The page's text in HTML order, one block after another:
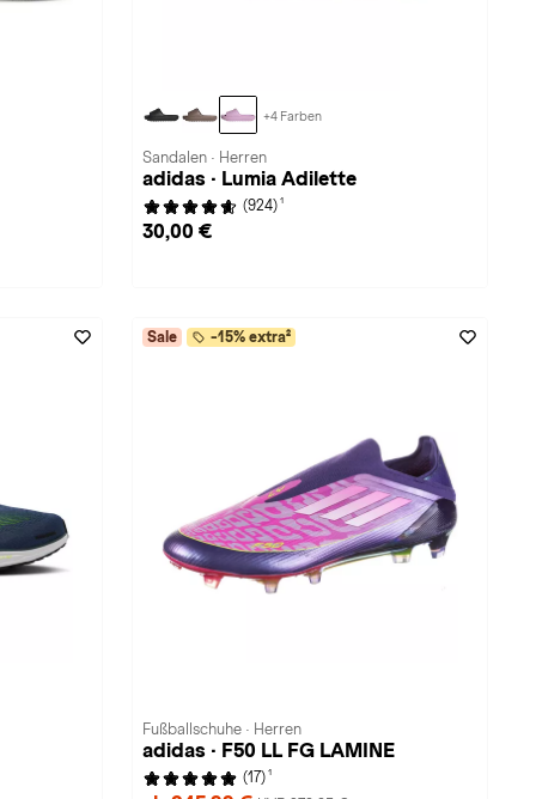
+4 Farben
Sandalen · Herren
adidas · Lumia Adilette
(924) 1
30,00 €
Sale -15% extra²
Fußballschuhe · Herren
adidas · F50 LL FG LAMINE
(17) 1